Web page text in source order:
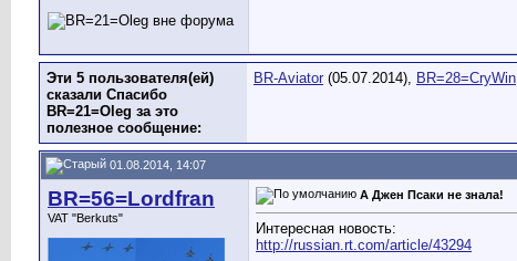
Эти 5 пользователя(ей)
сказали Спасибо
BR=21=Oleg за это
полезное сообщение:
BR-Aviator (05.07.2014), BR=28=CryWin
01.08.2014, 14:07
BR=56=Lordfran
VAT "Berkuts"
А Джен Псаки не знала!
Интересная новость:
http://russian.rt.com/article/43294